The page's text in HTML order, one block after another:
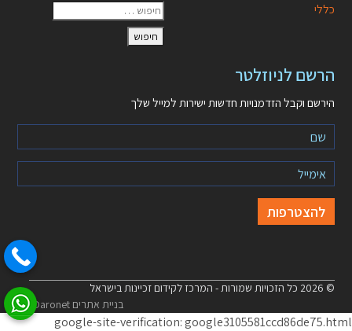
כללי
הרשם לניוזלטר
הירשם וקבל הזדמנויות חדשות ישירות למייל שלך
© 2026 כל הזכויות שמורות - המרכז לקידום זכיינות בישראל
בניית אתרים Daronet
google-site-verification: google3105581ccd86de75.html